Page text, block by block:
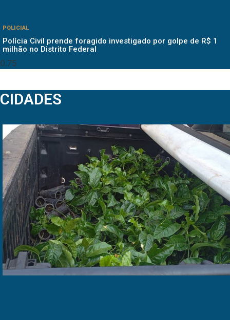
POLICIAL
Polícia Civil prende foragido investigado por golpe de R$ 1
milhão no Distrito Federal
CIDADES